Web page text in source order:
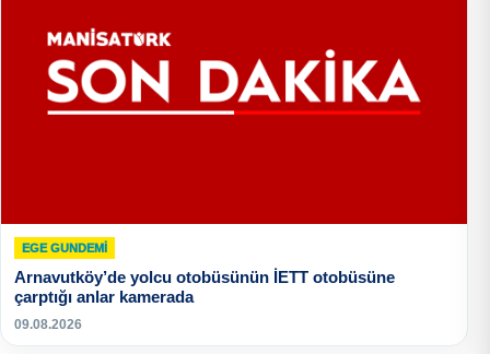
EGE GUNDEMİ
Arnavutköy’de yolcu otobüsünün İETT otobüsüne
çarptığı anlar kamerada
09.08.2026